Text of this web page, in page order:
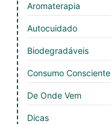
Aromaterapia
Autocuidado
Biodegradáveis
Consumo Consciente
De Onde Vem
Dicas